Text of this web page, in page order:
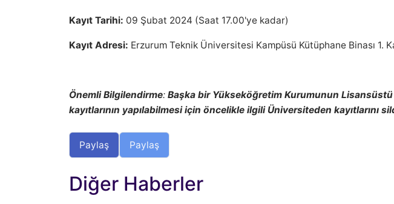
Kayıt Tarihi: 09 Şubat 2024 (Saat 17.00'ye kadar)
Kayıt Adresi: Erzurum Teknik Üniversitesi Kampüsü Kütüphane Binası 1.
Önemli Bilgilendirme: Başka bir Yükseköğretim Kurumunun
kayıtlarının yapılabilmesi için öncelikle ilgili Üniversiteden kayıtlarını
Paylaş Paylaş
Diğer Haberler